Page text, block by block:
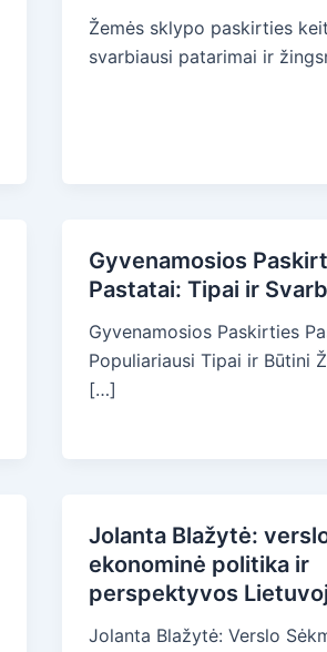
Žemės sklypo paskirties
svarbiausi patarimai ir
Gyvenamosios
Pastatai: Tipai ir
Gyvenamosios Paskirties
Populiariausi Tipai ir Būtini
[…]
Jolanta Blažytė:
ekonominė politika ir
perspektyvos
Jolanta Blažytė: Verslo